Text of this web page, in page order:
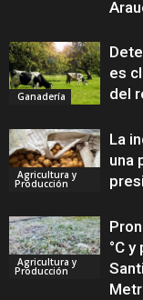
Ganadería
es
del
Agricultura y
Producción
La
una
Agricultura y
Producción
°C